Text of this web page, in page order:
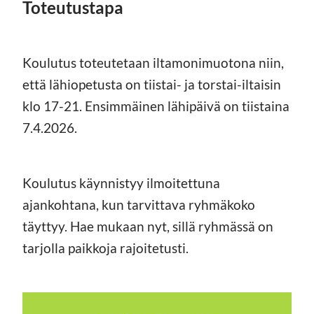
Toteutustapa
Koulutus toteutetaan iltamonimuotona niin,
että lähiopetusta on tiistai- ja torstai-iltaisin
klo 17-21. Ensimmäinen lähipäivä on tiistaina
7.4.2026.
Koulutus käynnistyy ilmoitettuna
ajankohtana, kun tarvittava ryhmäkoko
täyttyy. Hae mukaan nyt, sillä ryhmässä on
tarjolla paikkoja rajoitetusti.